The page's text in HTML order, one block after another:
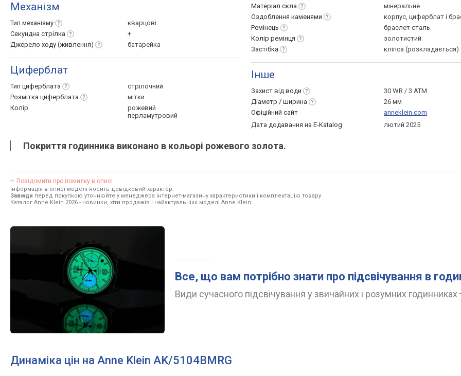
Механізм
Тип механізму
кварцові
Секундна стрілка
+
Джерело ходу (живлення) батарейка
Циферблат
Тип циферблата
стрілочний
Розмітка циферблата
мітки
Колір
рожевий
перламутровий
Матеріал скла
мінеральне
Оздоблення каменями
корпус, циферблат і
Ремінець
браслет сталь
Колір ремінця
золотистий
Застібка
кліпса (розкладається)
Інше
Захист від води
30 WR / 3 ATM
Діаметр / ширина
26 мм
Офіційний сайт
anneklein.com
Дата додавання на E-Katalog
лютий 2025
Покриття годинника виконано в кольорі рожевого золота.
Повідомити про помилку в описі
Інформація в описі моделі носить довідковий характер.
Завжди перед покупкою уточнюйте у менеджера інтернет-магазину характеристики і комплектацію товару
Каталог Anne Klein 2026 - новинки, хіти продажів і найактуальніші моделі Anne Klein.
Все, що вам потрібно знати про підсвічування в
Види сучасного підсвічування у звичайних і розумних годинниках
Динаміка цін на Anne Klein AK/5104BMRG